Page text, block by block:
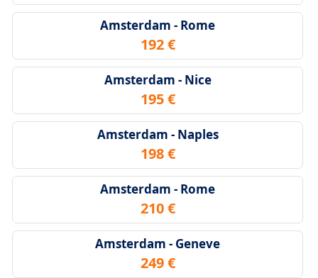
Amsterdam - Rome
192 €
Amsterdam - Nice
195 €
Amsterdam - Naples
198 €
Amsterdam - Rome
210 €
Amsterdam - Geneve
249 €